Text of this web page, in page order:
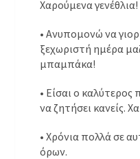
Χαρούμενα γενέθλια!
• Ανυπομονώ να
ξεχωριστή ημέρα
μπαμπάκα!
• Είσαι ο
να ζητήσει κανείς.
• Χρόνια πολλά σε
όρων.